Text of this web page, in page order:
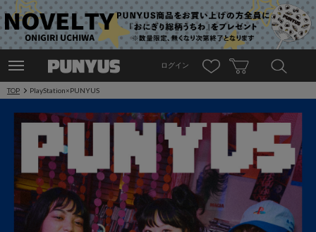
ログイン
TOP PlayStation×PUNYUS